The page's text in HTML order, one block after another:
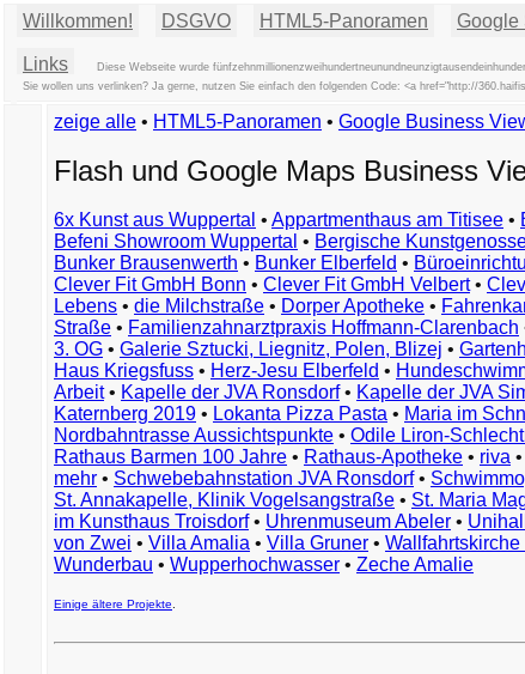
Willkommen! DSGVO HTML5-Panoramen Google
Links
Diese Webseite wurde
Sie wollen uns verlinken? Ja gerne, nutzen Sie einfach den folgenden Code: <a href="http://
zeige alle • HTML5-Panoramen • Google Business
Flash und Google Maps Business
6x Kunst aus Wuppertal • Appartmenthaus am Titisee •
Befeni Showroom Wuppertal • Bergische
Bunker Brausenwerth • Bunker Elberfeld •
Clever Fit GmbH Bonn • Clever Fit GmbH Velbert•
Lebens • die Milchstraße • Dorper Apotheke •
Straße • Familienzahnarztpraxis Hoffmann-Clarenbach
3. OG • Galerie Sztucki, Liegnitz, Polen, Blizej •
Haus Kriegsfuss • Herz-Jesu Elberfeld •
Arbeit• Kapelle der JVA Ronsdorf• Kapelle der JVA
Katernberg 2019 • Lokanta Pizza Pasta • Maria im
Nordbahntrasse Aussichtspunkte • Odile Liron-
Rathaus Barmen 100 Jahre • Rathaus-Apotheke • riva •
mehr • Schwebebahnstation JVA Ronsdorf•
St. Annakapelle, Klinik Vogelsangstraße • St. Maria
im Kunsthaus Troisdorf• Uhrenmuseum Abeler •
von Zwei • Villa Amalia • Villa Gruner •
Wunderbau • Wupperhochwasser • Zeche Amalie
Einige ältere Projekte